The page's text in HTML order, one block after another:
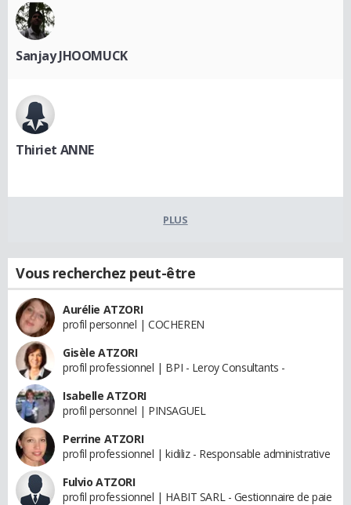
Sanjay JHOOMUCK
Thiriet ANNE
PLUS
Vous recherchez peut-être
Aurélie ATZORI
profil personnel | COCHEREN
Gisèle ATZORI
profil professionnel | BPI - Leroy Consultants -
Isabelle ATZORI
profil personnel | PINSAGUEL
Perrine ATZORI
profil professionnel | kidiliz - Responsable administrative
Fulvio ATZORI
profil professionnel | HABIT SARL - Gestionnaire de paie